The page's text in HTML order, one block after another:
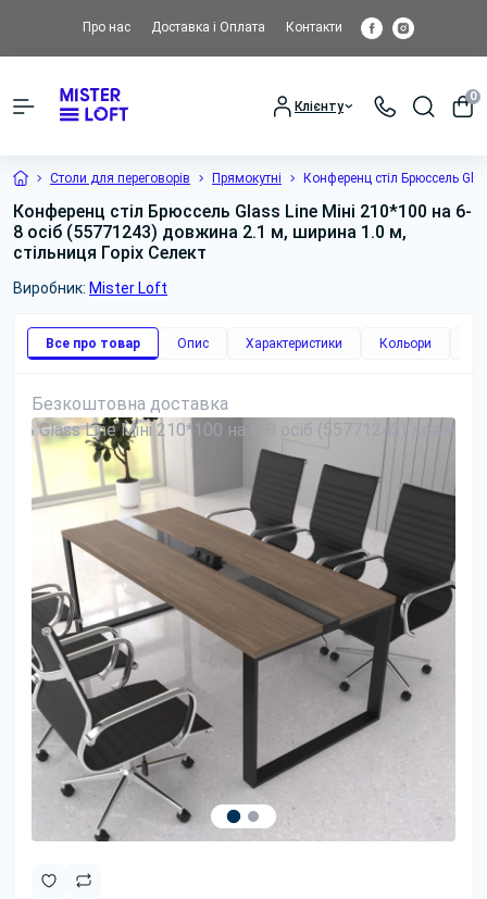
Про нас Доставка і Оплата Контакти
Клієнту
0
Столи для переговорів Прямокутні Конференц стіл Брюссель
Конференц стіл Брюссель Glass Line Міні 210*100 на 6-
8 осіб (55771243) довжина 2.1 м, ширина 1.0 м,
стільниця Горіх Селект
Виробник: Mister Loft
Все про товар Опис Характеристики Кольори
Безкоштовна доставка